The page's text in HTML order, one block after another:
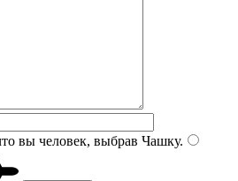
вы человек, выбрав Чашку.